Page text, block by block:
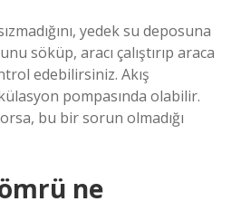
yedek su deposuna
söküp, aracı çalıştırıp araca
edebilirsiniz. Akış
pompasında olabilir.
bu bir sorun olmadığı
ne